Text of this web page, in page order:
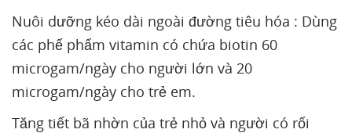
Nuôi dưỡng kéo dài ngoài đường tiêu hóa : Dùng
các phế phẩm vitamin có chứa biotin 60
microgam/ngày cho người lớn và 20
microgam/ngày cho trẻ em.
Tăng tiết bã nhờn của trẻ nhỏ và người có rối